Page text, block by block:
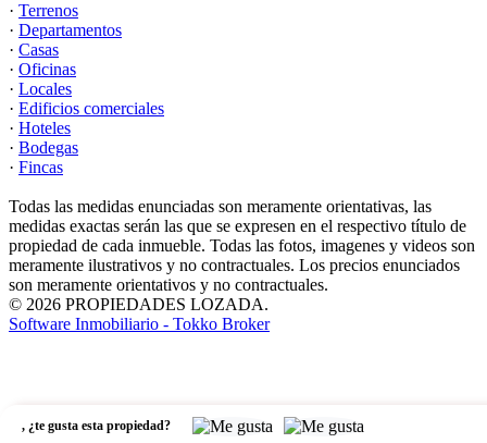
, ¿te gusta esta propiedad?
· Terrenos
· Departamentos
· Casas
· Oficinas
· Locales
· Edificios comerciales
· Hoteles
· Bodegas
· Fincas
Todas las medidas enunciadas son meramente orientativas, las
medidas exactas serán las que se expresen en el respectivo título de
propiedad de cada inmueble. Todas las fotos, imagenes y videos son
meramente ilustrativos y no contractuales. Los precios enunciados
son meramente orientativos y no contractuales.
© 2026 PROPIEDADES LOZADA.
Software Inmobiliario - Tokko Broker